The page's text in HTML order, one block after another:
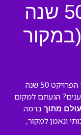
מתוך הפרויקט 50 שנה
רוצים לבצע את הלהיט “ברית עולם מתוך הפרויקט 50 שנה
הגעתם למקום
מתוך ברמה
ונאמן למקור,